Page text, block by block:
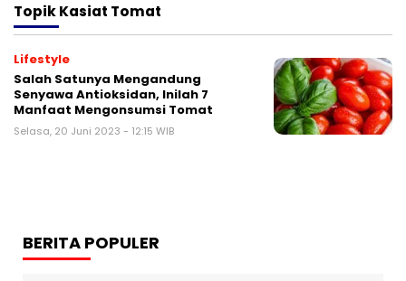
TopikKasiat Tomat
Lifestyle
Salah Satunya Mengandung
Senyawa Antioksidan, Inilah 7
Manfaat Mengonsumsi Tomat
Selasa, 20 Juni 2023 - 12:15 WIB
BERITA POPULER